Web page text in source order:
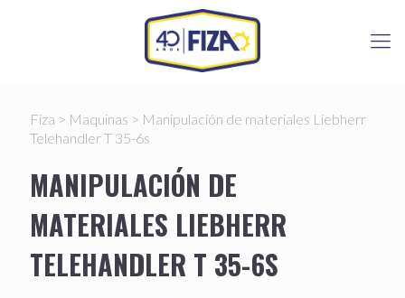
Fiza > Maquinas > Manipulación de materiales Liebherr
Telehandler T 35-6s
MANIPULACIÓN DE
MATERIALES LIEBHERR
TELEHANDLER T 35-6S